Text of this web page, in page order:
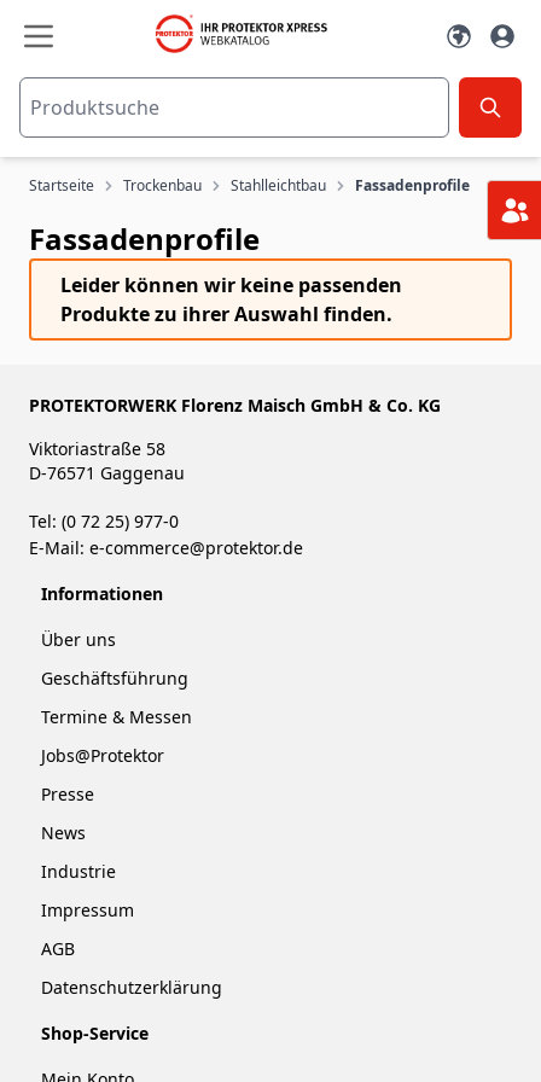
Zum Inhalt springen
Startseite Trockenbau Stahlleichtbau Fassadenprofile
Fassadenprofile
Leider können wir keine passenden
Produkte zu ihrer Auswahl finden.
PROTEKTORWERK Florenz Maisch GmbH & Co. KG
Viktoriastraße 58
D-76571 Gaggenau
Tel: (0 72 25) 977-0
E-Mail: e-commerce@protektor.de
Informationen
Über uns
Geschäftsführung
Termine & Messen
Jobs@Protektor
Presse
News
Industrie
Impressum
AGB
Datenschutzerklärung
Shop-Service